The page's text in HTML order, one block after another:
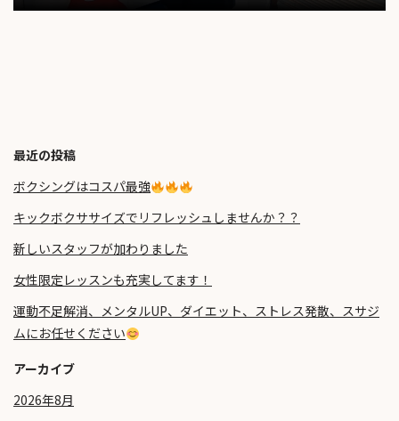
最近の投稿
ボクシングはコスパ最強
キックボクササイズでリフレッシュしませんか？？
新しいスタッフが加わりました
女性限定レッスンも充実してます！
運動不足解消、メンタルUP、ダイエット、ストレス発散、スサジ
ムにお任せください
アーカイブ
2026年8月